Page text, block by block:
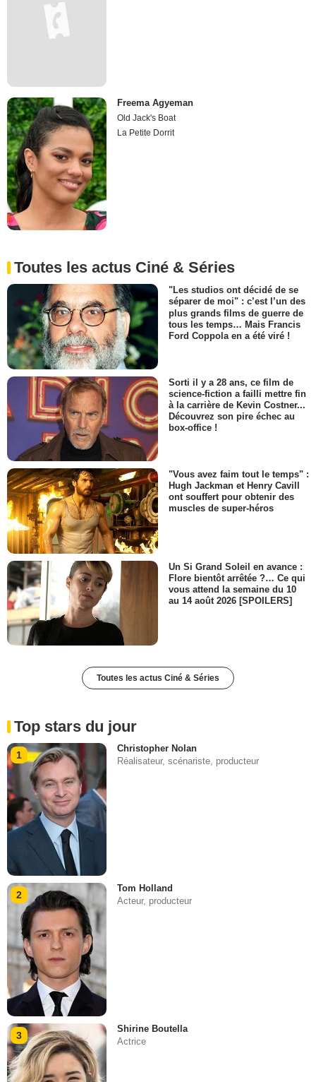
Freema Agyeman
Old Jack's Boat
La Petite Dorrit
Toutes les actus Ciné & Séries
"Les studios ont décidé de se
séparer de moi" : c’est l’un des
plus grands films de guerre de
tous les temps… Mais Francis
Ford Coppola en a été viré !
Sorti il y a 28 ans, ce film de
science-fiction a failli mettre fin
à la carrière de Kevin Costner...
Découvrez son pire échec au
box-office !
"Vous avez faim tout le temps" :
Hugh Jackman et Henry Cavill
ont souffert pour obtenir des
muscles de super-héros
Un Si Grand Soleil en avance :
Flore bientôt arrêtée ?… Ce qui
vous attend la semaine du 10
au 14 août 2026 [SPOILERS]
Toutes les actus Ciné & Séries
Top stars du jour
1
Christopher Nolan
Réalisateur, scénariste, producteur
2
Tom Holland
Acteur, producteur
3
Shirine Boutella
Actrice